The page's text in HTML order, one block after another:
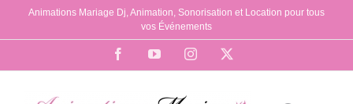
Passer
contenu
Animations Mariage Dj, Animation, Sonorisation et Location pour tous
vos Événements
FacebookYouTubeInstagram